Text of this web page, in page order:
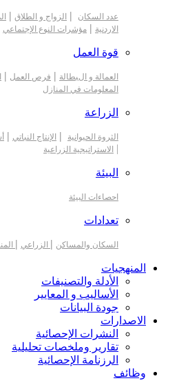
عدد السكان | الزواج و الطلاق |
الاردنية | مؤشرات النوع الإجتماعي
قوة العمل
العمالة و البطالة | فرص العمل |
المعلومات في المنازل
الزراعة
الثروة الحيوانية | الإنتاج النباتي |
| الاستراتيجية الزراعية
البيئة
احصاءات البيئة
تعدادات
السكان والمساكن | الزراعي |
المنهجيات
الأدلة والتصنيفات
الأساليب و المعايير
جودة البيانات
الاصدارات
النشرات الإحصائية
تقارير وملخصات تحليلية
الرزنامة الإحصائية
وظائف